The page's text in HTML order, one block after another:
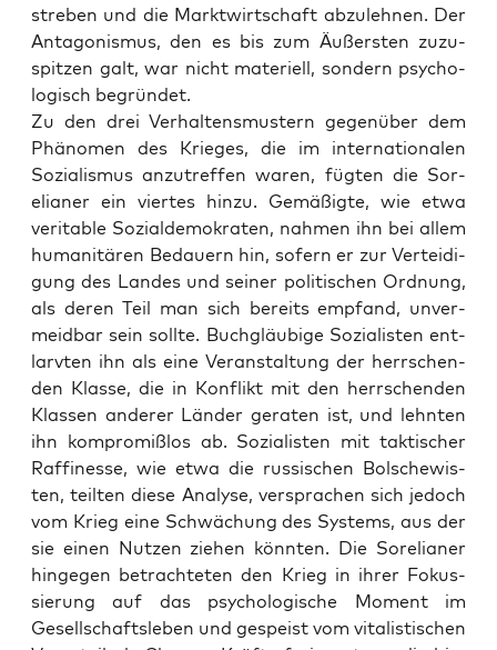
stre­ben und die Markt­wirt­schaft abzu­leh­nen. Der
Ant­ago­nis­mus, den es bis zum Äußers­ten zuzu­
spit­zen galt, war nicht mate­ri­ell, son­dern psy­cho­
lo­gisch begründet.
Zu den drei Ver­hal­tens­mus­tern gegen­über dem
Phä­no­men des Krie­ges, die im inter­na­tio­na­len
Sozia­lis­mus anzu­tref­fen waren, füg­ten die Sor­
elia­ner ein vier­tes hin­zu. Gemä­ßig­te, wie etwa
veri­ta­ble Sozi­al­de­mo­kra­ten, nah­men ihn bei allem
huma­ni­tä­ren Bedau­ern hin, sofern er zur Ver­tei­di­
gung des Lan­des und sei­ner poli­ti­schen Ord­nung,
als deren Teil man sich bereits emp­fand, unver­
meid­bar sein soll­te. Buch­gläu­bi­ge Sozia­lis­ten ent­
larv­ten ihn als eine Ver­an­stal­tung der herr­schen­
den Klas­se, die in Kon­flikt mit den herr­schen­den
Klas­sen ande­rer Län­der gera­ten ist, und lehn­ten
ihn kom­pro­miß­los ab. Sozia­lis­ten mit tak­ti­scher
Raf­fi­nes­se, wie etwa die rus­si­schen Bol­sche­wis­
ten, teil­ten die­se Ana­ly­se, ver­spra­chen sich jedoch
vom Krieg eine Schwä­chung des Sys­tems, aus der
sie einen Nut­zen zie­hen könn­ten. Die Sor­elia­ner
hin­ge­gen betrach­te­ten den Krieg in ihrer Fokus­
sie­rung auf das psy­cho­lo­gi­sche Moment im
Gesell­schafts­le­ben und gespeist vom vita­lis­ti­schen